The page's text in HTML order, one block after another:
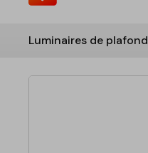
Luminaires de plafond